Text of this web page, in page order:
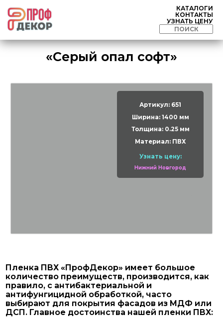
КАТАЛОГИ
КОНТАКТЫ
УЗНАТЬ ЦЕНУ
«Серый опал софт»
Артикул: 651
Ширина: 1400 мм
Толщина: 0.25 мм
Материал: ПВХ
Узнать цену:
Нижний Новгород
Пленка ПВХ «ПрофДекор» имеет большое
количество преимуществ, производится, как
правило, с антибактериальной и
антифунгицидной обработкой, часто
выбирают для покрытия фасадов из МДФ или
ДСП. Главное достоинства нашей пленки ПВХ: